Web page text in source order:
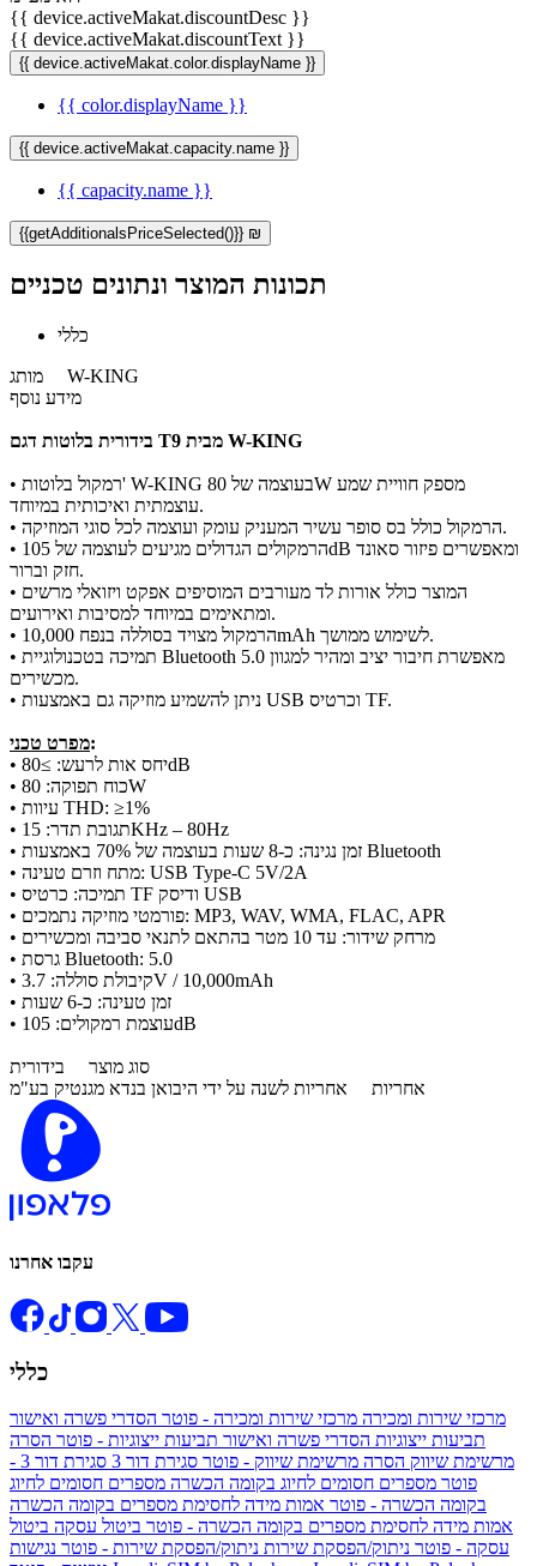
{{ device.activeMakat.discountDesc }}
{{ device.activeMakat.discountText }}
{{ device.activeMakat.color.displayName }}
{{ color.displayName }}
{{ device.activeMakat.capacity.name }}
{{ capacity.name }}
{{getAdditionalsPriceSelected()}} ₪
תכונות המוצר ונתונים טכניים
כללי
מותג W-KING
מידע נוסף
בידורית בלוטות דגם T9 מבית W-KING
• רמקול בלוטות' W-KING בעוצמה של 80W מספק חוויית שמע
עוצמתית ואיכותית במיוחד.
• הרמקול כולל בס סופר עשיר המעניק עומק ועוצמה לכל סוגי המוזיקה.
• הרמקולים הגדולים מגיעים לעוצמה של 105dB ומאפשרים פיזור סאונד
חזק וברור.
• המוצר כולל אורות לד מעורבים המוסיפים אפקט ויזואלי מרשים
ומתאימים במיוחד למסיבות ואירועים.
• הרמקול מצויד בסוללה בנפח 10,000mAh לשימוש ממושך.
• תמיכה בטכנולוגיית Bluetooth 5.0 מאפשרת חיבור יציב ומהיר למגוון
מכשירים.
• ניתן להשמיע מוזיקה גם באמצעות USB וכרטיס TF.
מפרט טכני:
• יחס אות לרעש: ≥80dB
• כוח תפוקה: 80W
• עיוות THD: ≥1%
• תגובת תדר: 15KHz – 80Hz
• זמן נגינה: כ-8 שעות בעוצמה של 70% באמצעות Bluetooth
• מתח וזרם טעינה: USB Type-C 5V/2A
• תמיכה: כרטיס TF ודיסק USB
• פורמטי מוזיקה נתמכים: MP3, WAV, WMA, FLAC, APR
• מרחק שידור: עד 10 מטר בהתאם לתנאי סביבה ומכשירים
• גרסת Bluetooth: 5.0
• קיבולת סוללה: 3.7V / 10,000mAh
• זמן טעינה: כ-6 שעות
• עוצמת רמקולים: 105dB
סוג מוצר בידורית
אחריות אחריות לשנה על ידי היבואן בנדא מגנטיק בע"מ
עקבו אחרנו
כללי
מרכזי שירות ומכירה מרכזי שירות ומכירה - פוטר הסדרי פשרה ואישור
תביעות ייצוגיות הסדרי פשרה ואישור תביעות ייצוגיות - פוטר הסרה
מרשימת שיווק הסרה מרשימת שיווק - פוטר סגירת דור 3
סגירת דור 3 -
פוטר מספרים חסומים לחיוג בקומה הכשרה מספרים חסומים לחיוג
בקומה הכשרה - פוטר אמות מידה לחסימת מספרים בקומה הכשרה
אמות מידה לחסימת מספרים בקומה הכשרה - פוטר ביטול עסקה ביטול
עסקה - פוטר ניתוק/הפסקת שירות ניתוק/הפסקת שירות - פוטר נגישות